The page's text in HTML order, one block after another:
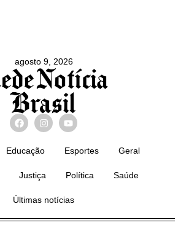
agosto 9, 2026
Educação Esportes Geral
Justiça Política Saúde
Últimas notícias